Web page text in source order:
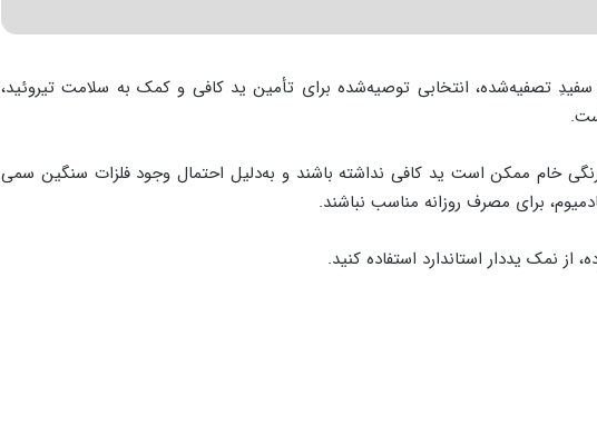
تصفیه‌شده، انتخابی توصیه‌شده برای تأمین ید کافی و کمک به سلامت تیروئید،
خام ممکن است ید کافی نداشته باشند و به‌دلیل احتمال وجود فلزات سنگین سمی
برای مصرف روزانه مناسب نباشند.
نمک یددار استاندارد استفاده کنید.